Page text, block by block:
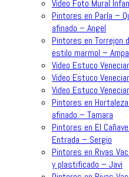
Video Foto Mural
Pintores en Parla –
afinado – Angel
Pintores en Torrejon
estilo marmol –
Video Estuco
Video Estuco
Video Estuco
Pintores en
afinado – Tamara
Pintores en El
Entrada – Sergio
Pintores en Rivas
y plastificado – Javi